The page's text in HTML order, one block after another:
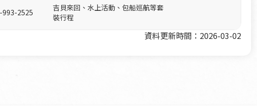
993-2525
吉貝來回、水上活動、包船巡航等套
裝行程
資料更新時間：2026-03-02